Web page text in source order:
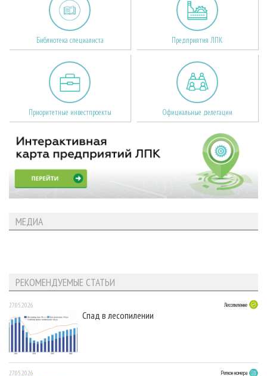
Библиотека специалиста Предприятия ЛПК
Приоритетные инвестпроекты Официальные делегации
МЕДИА
РЕКОМЕНДУЕМЫЕ СТАТЬИ
27.05.2026 Лесопиление
Спад в лесопилении
27.05.2026 Регион номера